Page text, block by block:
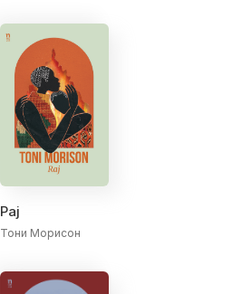
Рај
Тони Морисон